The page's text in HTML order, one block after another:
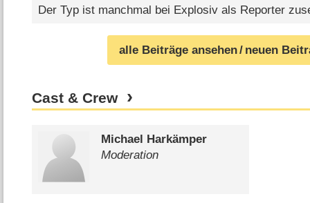
Der Typ ist manchmal bei Explosiv als Reporter
alle Beiträge ansehen/ neuen
Cast & Crew
Michael Harkämper
Moderation